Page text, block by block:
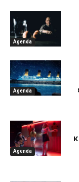
Agenda
Agenda
Agenda